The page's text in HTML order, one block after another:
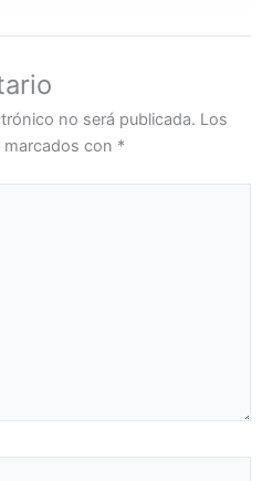
no será publicada. Los
con *